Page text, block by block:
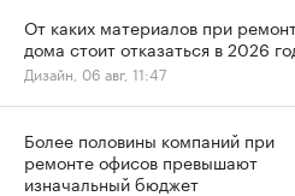
От каких материалов при
дома стоит отказаться в 2026
Дизайн, 06 авг, 11:47
Более половины компаний при
ремонте офисов превышают
изначальный бюджет